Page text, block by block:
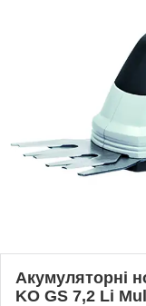
Акумуляторні
KO GS 7,2 Li